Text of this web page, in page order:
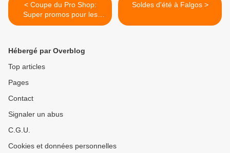
< Coupe du Pro Shop:
Super promos pour les
membres!
Soldes d'été à Falgos >
Hébergé par Overblog
Top articles
Pages
Contact
Signaler un abus
C.G.U.
Cookies et données personnelles